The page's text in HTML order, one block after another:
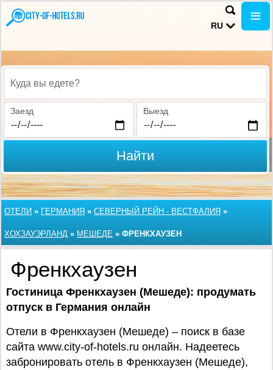
RU
Куда вы едете?
Заезд Выезд
Найти
ОТЕЛИ » ГЕРМАНИЯ » СЕВЕРНЫЙ РЕЙН - ВЕСТФАЛИЯ »
ХОХЗАУЭРЛАНД » МЕШЕДЕ » ФРЕНКХАУЗЕН
Френкхаузен
Гостиница Френкхаузен (Мешеде): продумать
отпуск в Германия онлайн
Отели в Френкхаузен (Мешеде) – поиск в базе
сайта www.city-of-hotels.ru онлайн. Надеетесь
забронировать отель в Френкхаузен (Мешеде),